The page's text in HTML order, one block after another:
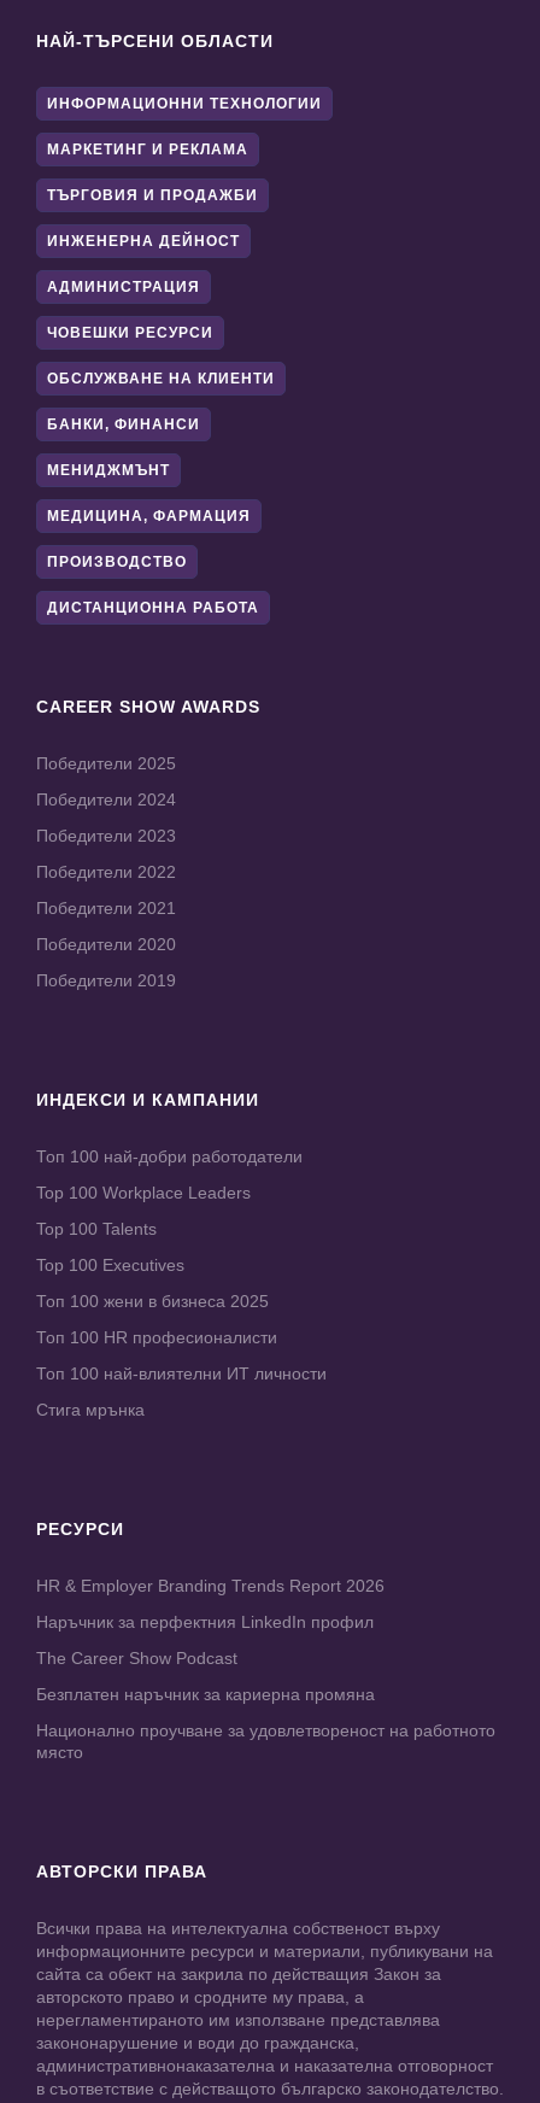
НАЙ-ТЪРСЕНИ ОБЛАСТИ
ИНФОРМАЦИОННИ ТЕХНОЛОГИИ
МАРКЕТИНГ И РЕКЛАМА
ТЪРГОВИЯ И ПРОДАЖБИ
ИНЖЕНЕРНА ДЕЙНОСТ
АДМИНИСТРАЦИЯ
ЧОВЕШКИ РЕСУРСИ
ОБСЛУЖВАНЕ НА КЛИЕНТИ
БАНКИ, ФИНАНСИ
МЕНИДЖМЪНТ
МЕДИЦИНА, ФАРМАЦИЯ
ПРОИЗВОДСТВО
ДИСТАНЦИОННА РАБОТА
CAREER SHOW AWARDS
Победители 2025
Победители 2024
Победители 2023
Победители 2022
Победители 2021
Победители 2020
Победители 2019
ИНДЕКСИ И КАМПАНИИ
Топ 100 най-добри работодатели
Top 100 Workplace Leaders
Top 100 Talents
Top 100 Executives
Топ 100 жени в бизнеса 2025
Топ 100 HR професионалисти
Топ 100 най-влиятелни ИТ личности
Стига мрънка
РЕСУРСИ
HR & Employer Branding Trends Report 2026
Наръчник за перфектния LinkedIn профил
The Career Show Podcast
Безплатен наръчник за кариерна промяна
Национално проучване за удовлетвореност на работното
място
АВТОРСКИ ПРАВА
Всички права на интелектуална собственост върху
информационните ресурси и материали, публикувани на
сайта са обект на закрила по действащия Закон за
авторското право и сродните му права, а
нерегламентираното им използване представлява
закононарушение и води до гражданска,
административнонаказателна и наказателна отговорност
в съответствие с действащото българско законодателство.